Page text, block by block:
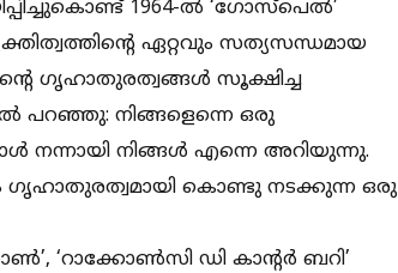
1964-ല്‍ ‘ഗോസ്‌പെല്‍’
ഏറ്റവും സത്യസന്ധമായ
ഗൃഹാതുരത്വങ്ങള്‍ സൂക്ഷിച്ച
പറഞ്ഞു: നിങ്ങളെന്നെ ഒരു
നന്നായി നിങ്ങള്‍ എന്നെ അറിയുന്നു.
ഗൃഹാതുരത്വമായി കൊണ്ടു നടക്കുന്ന ഒരു
‘റാക്കോണ്‍സി ഡി കാന്റര്‍ ബറി’